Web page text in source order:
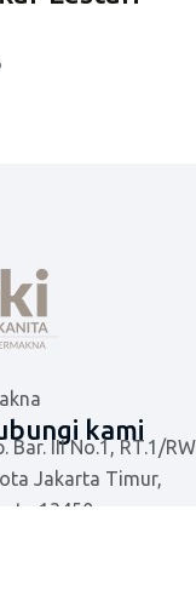
kami
III No.1, RT.1/
Jakarta Timur,
13450